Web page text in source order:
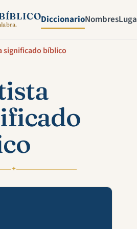
DiccionarioNombres
significado bíblico
✦
en